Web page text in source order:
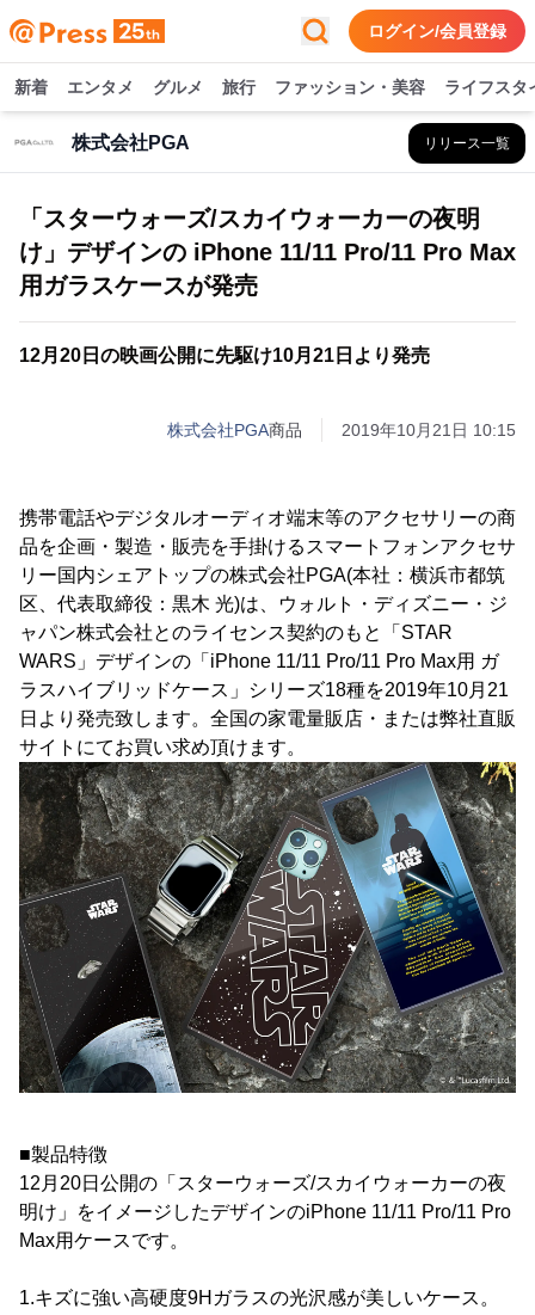
ログイン/会員登録
新着 エンタメ グルメ 旅行 ファッション・美容 ライフスタ
株式会社PGA リリース一覧
「スターウォーズ/スカイウォーカーの夜明
け」デザインの iPhone 11/11 Pro/11 Pro Max
用ガラスケースが発売
12月20日の映画公開に先駆け10月21日より発売
株式会社PGA商品 2019年10月21日 10:15
携帯電話やデジタルオーディオ端末等のアクセサリーの商
品を企画・製造・販売を手掛けるスマートフォンアクセサ
リー国内シェアトップの株式会社PGA(本社：横浜市都筑
区、代表取締役：黒木 光)は、ウォルト・ディズニー・ジ
ャパン株式会社とのライセンス契約のもと「STAR
WARS」デザインの「iPhone 11/11 Pro/11 Pro Max用 ガ
ラスハイブリッドケース」シリーズ18種を2019年10月21
日より発売致します。全国の家電量販店・または弊社直販
サイトにてお買い求め頂けます。
■製品特徴
12月20日公開の「スターウォーズ/スカイウォーカーの夜
明け」をイメージしたデザインのiPhone 11/11 Pro/11 Pro
Max用ケースです。
1.キズに強い高硬度9Hガラスの光沢感が美しいケース。